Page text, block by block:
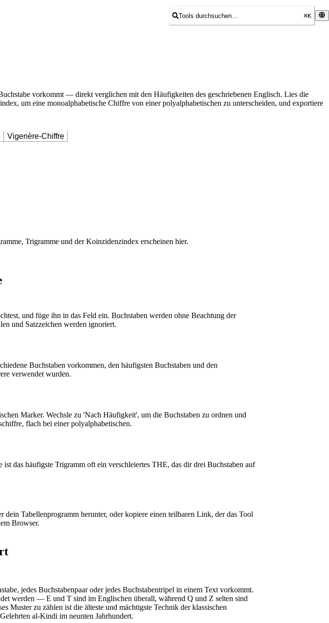
Tools durchsuchen… ⌘K
vorkommt — direkt verglichen mit den Häufigkeiten des geschriebenen Englisch. Lies die
um eine monoalphabetische Chiffre von einer polyalphabetischen zu unterscheiden, und exportiere
Vigenère-Chiffre
Trigramme und der Koinzidenzindex erscheinen hier.
und füge ihn in das Feld ein. Buchstaben werden ohne Beachtung der
und Satzzeichen werden ignoriert.
Buchstaben vorkommen, den häufigsten Buchstaben und den
verwendet wurden.
Marker. Wechsle zu 'Nach Häufigkeit', um die Buchstaben zu ordnen und
flach bei einer polyalphabetischen.
das häufigste Trigramm oft ein verschleiertes THE, das dir drei Buchstaben auf
Tabellenprogramm herunter, oder kopiere einen teilbaren Link, der das Tool
Browser.
jedes Buchstabenpaar oder jedes Buchstabentripel in einem Text vorkommt.
werden — E und T sind im Englischen überall, während Q und Z selten sind
zu zählen ist die älteste und mächtigste Technik der klassischen
al-Kindi im neunten Jahrhundert.